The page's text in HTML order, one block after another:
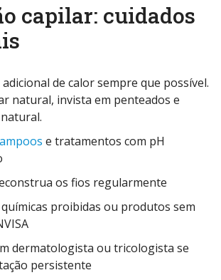
capilar: cuidados
de calor sempre que possível.
natural, invista em penteados e
e tratamentos com pH
os fios regularmente
proibidas ou produtos sem
dermatologista ou tricologista se
persistente